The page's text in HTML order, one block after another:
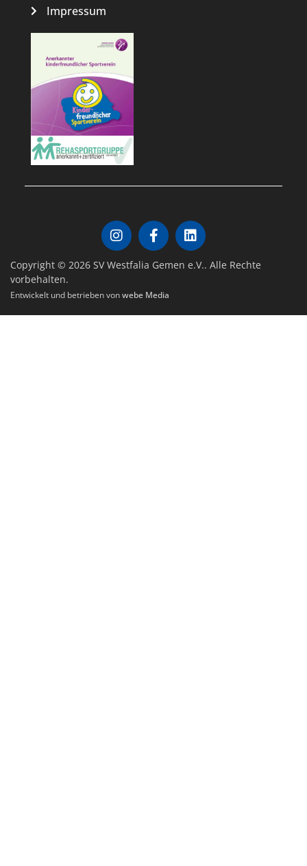
Impressum
Copyright © 2026 SV Westfalia Gemen e.V.. Alle Rechte
vorbehalten.
Entwickelt und betrieben vonwebe Media